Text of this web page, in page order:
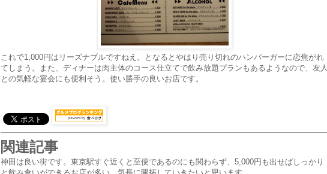
これで1,000円はリーズナブルですねえ。となるとやはり売り切れのハンバーガーに恋焦がれ
てしまう。また、ディナーは肉主体のコース仕立てで飲み放題プランもあるようなので、友人
との気軽な宴会にも便利そう。使い勝手の良いお店です。
関連記事
神田は良い街です。東京駅すぐ近くと至便であるのにも関わらず、5,000円も出せばしっかり